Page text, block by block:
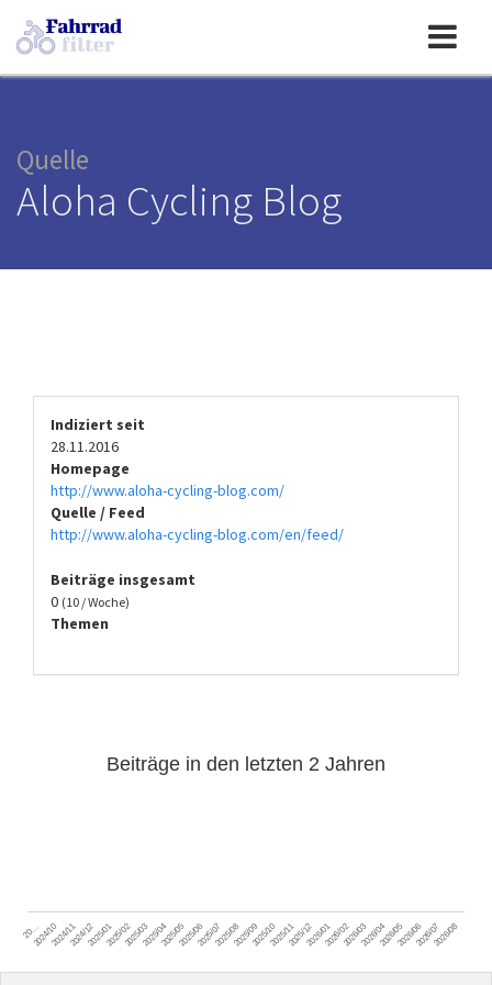
Toggle
navigation
Quelle
Aloha Cycling Blog
Indiziert seit
28.11.2016
Homepage
http://www.aloha-cycling-blog.com/
Quelle / Feed
http://www.aloha-cycling-blog.com/en/feed/
Beiträge insgesamt
0 (10 / Woche)
Themen
Beiträge in den letzten 2 Jahren
20…2024/102024/112024/122025/012025/022025/032025/042025/052025/062025/072025/082025/092025/102025/112025/122026/012026/022026/032026/042026/052026/062026/072026/08